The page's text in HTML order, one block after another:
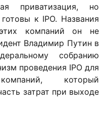
приватизация, но
к IPO. Названия
компаний он не
Владимир Путин в
собранию
проведения IPO для
компаний, который
затрат при выходе